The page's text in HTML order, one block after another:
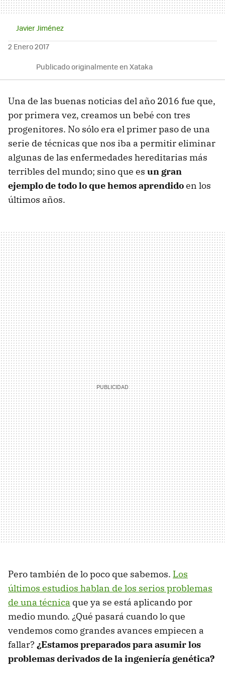
Javier Jiménez
2 Enero 2017
Publicado originalmente en Xataka
Una de las buenas noticias del año 2016 fue que,
por primera vez, creamos un bebé con tres
progenitores. No sólo era el primer paso de una
serie de técnicas que nos iba a permitir eliminar
algunas de las enfermedades hereditarias más
terribles del mundo; sino que es un gran
ejemplo de todo lo que hemos aprendidoen los
últimos años.
Pero también de lo poco que sabemos. Los
últimos estudios hablan de los serios problemas
de una técnica que ya se está aplicando por
medio mundo. ¿Qué pasará cuando lo que
vendemos como grandes avances empiecen a
fallar? ¿Estamos preparados para asumir los
problemas derivados de la ingeniería genética?